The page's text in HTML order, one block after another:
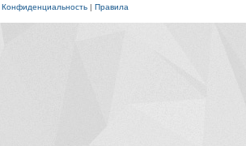
Конфиденциальность| Правила